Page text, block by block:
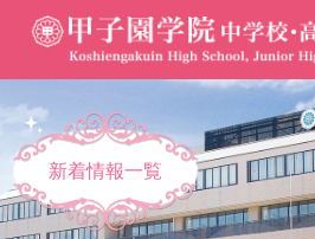
新着情報一覧